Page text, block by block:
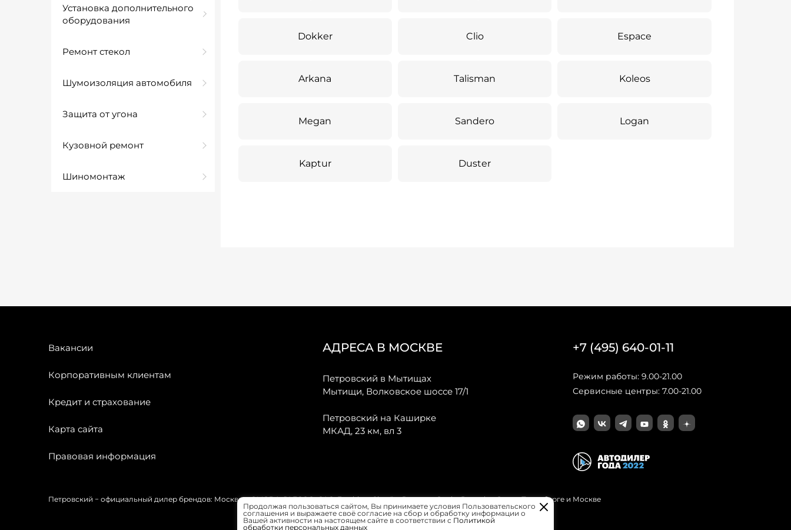
Установка дополнительного
оборудования
Ремонт стекол
Шумоизоляция автомобиля
Защита от угона
Кузовной ремонт
Шиномонтаж
Dokker Clio Espace
Arkana Talisman Koleos
Megan Sandero Logan
Kaptur Duster
Вакансии
Корпоративным клиентам
Кредит и страхование
Карта сайта
Правовая информация
АДРЕСА В МОСКВЕ
Петровский в Мытищах
Мытищи, Волковское шоссе 17/1
Петровский на Каширке
МКАД, 23 км, вл 3
+7 (495) 640-01-11
Режим работы: 9.00-21.00
Сервисные центры: 7.00-21.00
Петровский − официальный дилер брендов: Москвич, OMODA, JAECOO, GAC, Forthing, Citroёn, Peugeot, Opel и Renault в Санкт-Петербурге и Москве
Продолжая пользоваться сайтом, Вы принимаете условия Пользовательского
соглашения и выражаете своё согласие на сбор и обработку информации о
Вашей активности на настоящем сайте в соответствии с Политикой
обработки персональных данных